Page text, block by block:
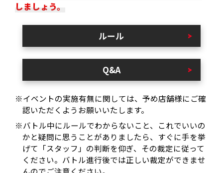
しましょう。
ルール
Q&A
※イベントの実施有無に関しては、予め店舗様にご確
認いただくようお願いいたします。
※バトル中にルールでわからないこと、これでいいの
かと疑問に思うことがありましたら、すぐに手を挙
げて「スタッフ」の判断を仰ぎ、その裁定に従って
ください。バトル進行後では正しい裁定ができませ